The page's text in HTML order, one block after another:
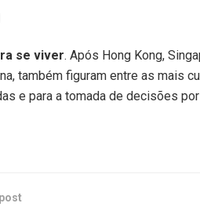
se viver. Após Hong Kong,
também figuram entre as mais
e para a tomada de decisões